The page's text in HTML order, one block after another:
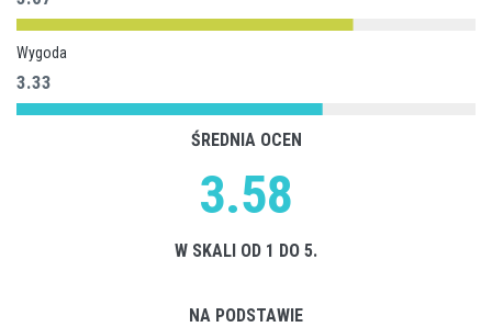
Wygoda
3.33
ŚREDNIA OCEN
3.58
W SKALI OD 1 DO 5.
NA PODSTAWIE